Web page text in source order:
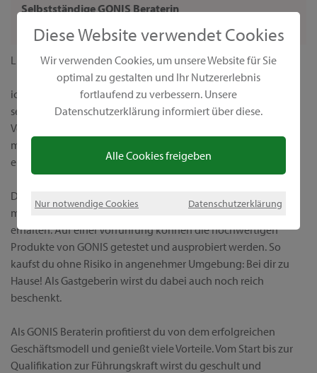
Diese Website verwendet Cookies
Wir verwenden Cookies, um unsere Website für Sie
optimal zu gestalten und Ihr Nutzererlebnis
fortlaufend zu verbessern. Unsere
Datenschutzerklärung informiert über diese.
Alle Cookies freigeben
Nur notwendige Cookies Datenschutzerklärung
Selbstständige GONIS Beraterin
Liebe Interessentin,
ich freue mich, dass du zu mir gefunden hast. Als
selbstständige GONIS Beraterin stehe ich dir gerne zur
Verfügung, wenn du als Gastgeberin eine Vorführung buchen
möchtest, Fragen zu den GONIS Produkten hast oder dich für
eine Karriere bei GONIS interessierst.
Die persönliche Beratung steht bei GONIS im Fokus und es ist
mir wichtig, dass meine Kunden eine individuelle Betreuung
erhalten. Auf einer Vorführung können die hochwertigen
Produkte von GONIS getestet und ausprobiert werden. So
kaufst du ohne Risiko in angenehmer Umgebung: Bei dir zu
Hause! Als Gastgeberin wirst du dabei auch noch reich
beschenkt.
Als GONIS Beraterin profitierst du von dem erfolgreichen
Geschäftsmodell und genießt viele Vorteile. Vom Start bis zur
Qualifikation zur Führungskraft wirst du geschult und